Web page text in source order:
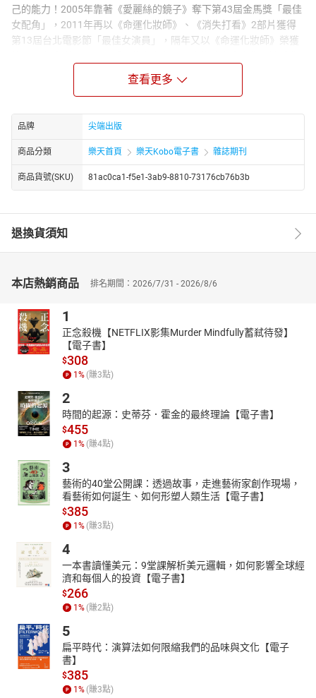
己的能力！2005年靠著《愛麗絲的鏡子》奪下第43屆金馬獎「最佳
女配角」，2011年再以《命運化妝師》、《消失打看》2部片獲得
第13屆台北電影節「最佳女演員」，隔年又以《命運化妝師》榮獲
妝師、到飾演《屍憶》中的女鬼，最近又再度與李國毅合作演出
《1006的房客》，飾演零戀愛經驗的熱血菜鳥記者！不甘於被外表
2018
『必買神品８選』
時序正式進入炎炎的夏日，女孩準備好為自己的衣櫥換季了嗎？這
次Choc整理了初夏HIT『必買神品８選』，讓女孩們掌握住本季流
行趨勢，搶先時髦美出新高度！
彩妝手術室！大眼、膨頰、挺鼻、尖下巴☆美顏升級不求人
必學「微整美顏術」全面開課
的上妝技巧，就能大大改變視覺效果，讓妳輕鬆擁有混血立體顏。
大公開！
丹寧一直都是衣櫃裡必備、流行不敗的經典單品，但要如何將丹寧
褲穿出最完美的顯瘦腿型呢？這次嚴選6種褲型、3種刷色來將挑
選、搭配技巧一次傳授給女孩！同場更加映今年時尚主流－丹寧外
套的時髦搭配穿法，千萬別錯過喔！
通透潤澤的水光妝容成就令人無法拒絕的女性魅力****♥
具通透水潤感的迷人女子、是今夏絕對要追求的完美妝感****♡
“水光感”天然美人LOOK
今年絕對不能不知道的水光LOOK，為整體造型帶來清涼與水潤感，
色彩鮮豔的眼妝，運用小技巧創造通透的女人味，同時還要教妳搭
配水光妝容的頭髮造型唷～
查看更多
品牌 尖端出版
商品分類 樂天首頁 樂天Kobo電子書 雜誌期刊
商品貨號(SKU) 81ac0ca1-f5e1-3ab9-8810-73176cb76b3b
退換貨須知
本店熱銷商品 排名期間：2026/7/31 - 2026/8/6
1
正念殺機【NETFLIX影集Murder Mindfully蓄弒待發】
【電子書】
$308
1 % (賺3點)
2
時間的起源：史蒂芬．霍金的最終理論【電子書】
$455
1 % (賺4點)
3
藝術的40堂公開課：透過故事，走進藝術家創作現場，
看藝術如何誕生、如何形塑人類生活【電子書】
$385
1 % (賺3點)
4
一本書讀懂美元：9堂課解析美元邏輯，如何影響全球經
濟和每個人的投資【電子書】
$266
1 % (賺2點)
5
扁平時代：演算法如何限縮我們的品味與文化【電子
書】
$385
1 % (賺3點)